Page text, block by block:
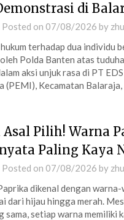
di
Posted on 07/08/2026 by
terhadap dua individu
Polda Banten atas
aksi unjuk rasa di PT
(PEMI), Kecamatan
Asal Pilih! Warna
Paling Kaya
Posted on 07/08/2026 by
dikenal dengan
dari hijau hingga merah.
sama, setiap warna memiliki